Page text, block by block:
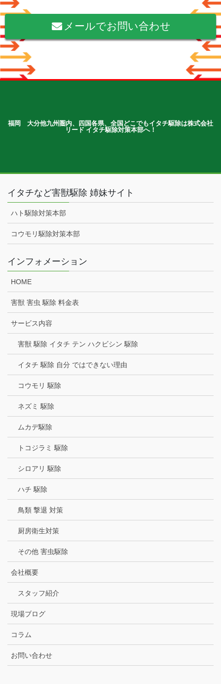
メールでお問い合わせ
福岡 大分他九州圏内、四国各県、全国どこでもイタチ駆除は株式会社
リード イタチ駆除対策本部へ！
イタチなど害獣駆除 姉妹サイト
ハト駆除対策本部
コウモリ駆除対策本部
インフォメーション
HOME
害獣 害虫 駆除 料金表
サービス内容
害獣 駆除 イタチ テン ハクビシン 駆除
イタチ 駆除 自分 ではできない理由
コウモリ 駆除
ネズミ 駆除
ムカデ駆除
トコジラミ 駆除
シロアリ 駆除
ハチ 駆除
鳥類 撃退 対策
厨房衛生対策
その他 害虫駆除
会社概要
スタッフ紹介
現場ブログ
コラム
お問い合わせ